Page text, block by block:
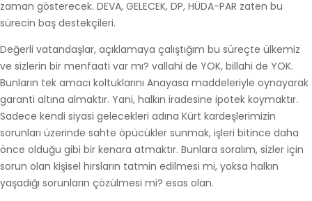
zaman gösterecek. DEVA, GELECEK, DP, HÜDA-PAR zaten bu
sürecin baş destekçileri.
Değerli vatandaşlar, açıklamaya çalıştığım bu süreçte ülkemiz
ve sizlerin bir menfaati var mı? vallahi de YOK, billahi de YOK.
Bunların tek amacı koltuklarını Anayasa maddeleriyle oynayarak
garanti altına almaktır. Yani, halkın iradesine ipotek koymaktır.
Sadece kendi siyasi gelecekleri adına Kürt kardeşlerimizin
sorunları üzerinde sahte öpücükler sunmak, işleri bitince daha
önce olduğu gibi bir kenara atmaktır. Bunlara soralım, sizler için
sorun olan kişisel hırsların tatmin edilmesi mi, yoksa halkın
yaşadığı sorunların çözülmesi mi? esas olan.